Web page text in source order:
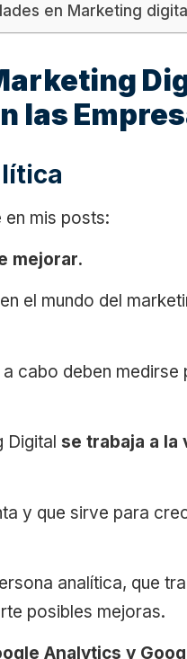
en Marketing
las
mis posts:
mejorar.
el mundo del
cabo deben
Digital se trabaja a la
y que sirve para
analítica, que
posibles mejoras.
Analytics y